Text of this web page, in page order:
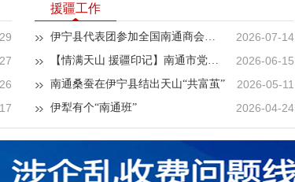
援疆工作
伊宁县代表团参加全国南通商会第十三次合作交流会议 携手共筑东西协作美好未来 2026-07-14
【情满天山 援疆印记】南通市党政代表团赴伊宁县考察对口支援工作 2026-06-15
南通桑蚕在伊宁县结出天山“共富茧” 2026-05-11
伊犁有个“南通班” 2026-04-24